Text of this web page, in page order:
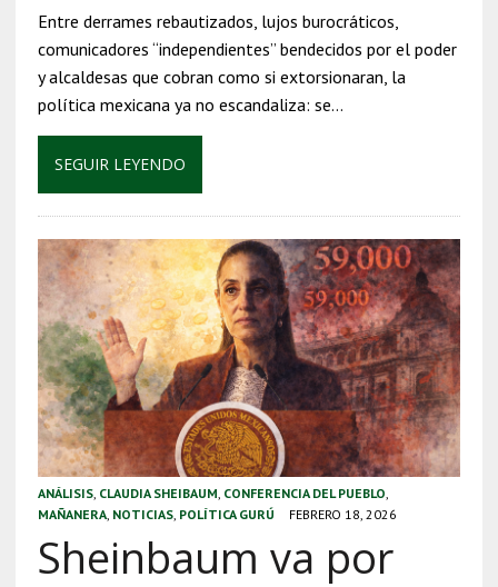
Entre derrames rebautizados, lujos burocráticos,
comunicadores “independientes” bendecidos por el poder
y alcaldesas que cobran como si extorsionaran, la
política mexicana ya no escandaliza: se…
SEGUIR LEYENDO
ANÁLISIS, CLAUDIA SHEIBAUM, CONFERENCIA DEL PUEBLO,
MAÑANERA, NOTICIAS, POLÍTICA GURÚ FEBRERO 18, 2026
Sheinbaum va por